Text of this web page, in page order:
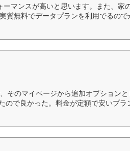
マンスが高いと思います。また、家
質無料でデータプランを利用でるの
そのマイページから追加オプションと
ので良かった。料金が定額で安いプラ